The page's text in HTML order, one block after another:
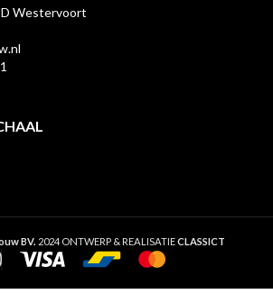
Westervoort
BV. 2024 ONTWERP & REALISATIECLASSICT